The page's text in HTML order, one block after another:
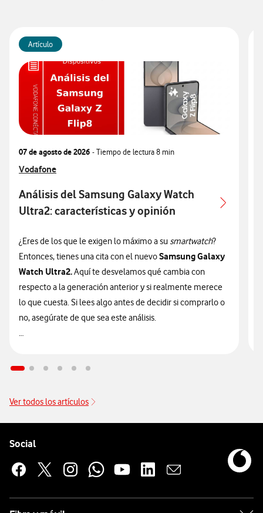
Artículo
07 de agosto de 2026 - Tiempo de lectura8 min
Ver más articulos relacionados con
Vodafone
Análisis del Samsung Galaxy Watch
Ultra2: características y opinión
¿Eres de los que le exigen lo máximo a su smartwatch?
Entonces, tienes una cita con el nuevoSamsung Galaxy
Watch Ultra2.Aquí te desvelamos qué cambia con
respecto a la generación anterior y si realmente merece
lo que cuesta. Si lees algo antes de decidir si comprarlo o
no, asegúrate de que sea este análisis.
Galaxy Watch Ultra2 financiado
Ver todos los artículos
Social